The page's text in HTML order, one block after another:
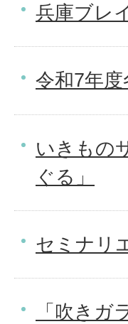
兵庫ブレ
令和7年
いきもの
ぐる」
セミナリ
「吹き